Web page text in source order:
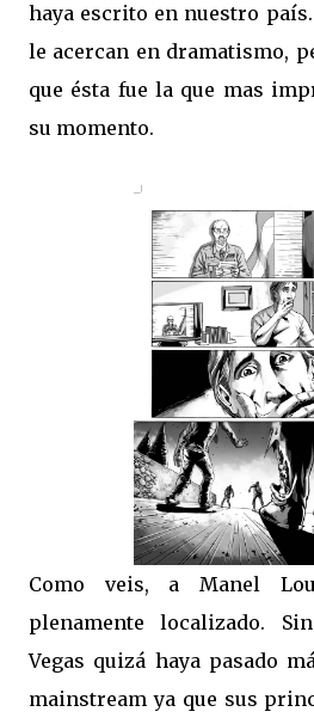
haya escrito en nuestro
le acercan en dramatismo,
que ésta fue la que mas
su momento.
Como veis, a Manel
plenamente localizado.
Vegas quizá haya pasado
mainstream ya que sus